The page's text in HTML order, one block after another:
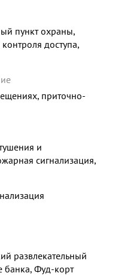
пункт охраны,
доступа,
приточно-
и
сигнализация,
развлекательный
банка, Фуд-корт